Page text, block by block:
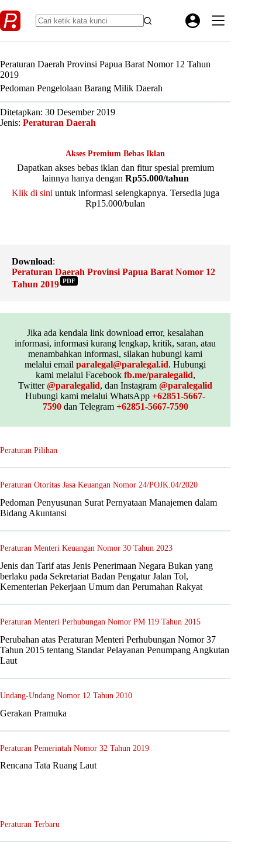
to
content
Peraturan Daerah Provinsi Papua Barat Nomor 12 Tahun
2019
Pedoman Pengelolaan Barang Milik Daerah
Ditetapkan: 30 Desember 2019
Jenis: Peraturan Daerah
Akses Premium Bebas Iklan
Dapatkan akses bebas iklan dan fitur spesial premium
lainnya hanya dengan Rp55.000/tahun
Klik di sini untuk informasi selengkapnya. Tersedia juga
Rp15.000/bulan
Download:
Peraturan Daerah Provinsi Papua Barat Nomor 12
Tahun 2019 PDF
Jika ada kendala link download error, kesalahan
informasi, informasi kurang lengkap, kritik, saran, atau
menambahkan informasi, silakan hubungi kami
melalui emailparalegal@paralegal.id. Hubungi
kami melalui Facebook fb.me/paralegalid,
Twitter@paralegalid, dan Instagram@paralegalid
Hubungi kami melalui WhatsApp+62851-5667-
7590dan Telegram +62851-5667-7590
Peraturan Pilihan
Peraturan Otoritas Jasa Keuangan Nomor 24/POJK.04/2020
Pedoman Penyusunan Surat Pernyataan Manajemen dalam
Bidang Akuntansi
Peraturan Menteri Keuangan Nomor 30 Tahun 2023
Jenis dan Tarif atas Jenis Penerimaan Negara Bukan yang
berlaku pada Sekretariat Badan Pengatur Jalan Tol,
Kementerian Pekerjaan Umum dan Perumahan Rakyat
Peraturan Menteri Perhubungan Nomor PM 119 Tahun 2015
Perubahan atas Peraturan Menteri Perhubungan Nomor 37
Tahun 2015 tentang Standar Pelayanan Penumpang Angkutan
Laut
Undang-Undang Nomor 12 Tahun 2010
Gerakan Pramuka
Peraturan Pemerintah Nomor 32 Tahun 2019
Rencana Tata Ruang Laut
Peraturan Terbaru